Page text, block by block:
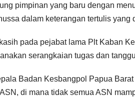
pimpinan yang baru dengan
dalam keterangan tertulis yang
pada pejabat lama Plt Kaban
serangkaian tugas dan
Badan Kesbangpol Papua
di mana tidak semua ASN